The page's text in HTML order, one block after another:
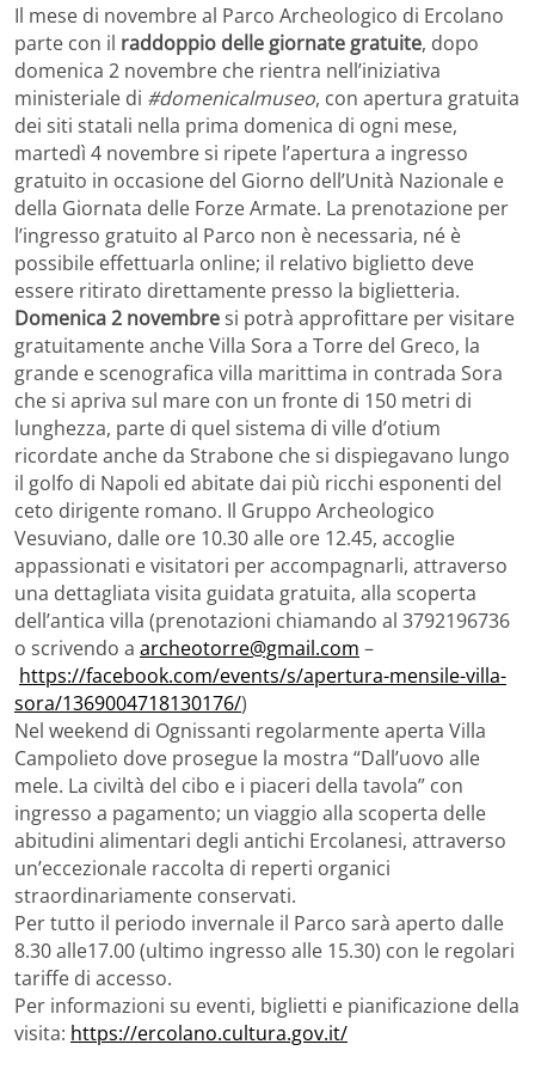
Il mese di novembre al Parco Archeologico di Ercolano
parte con il raddoppio delle giornate gratuite, dopo
domenica 2 novembre che rientra nell’iniziativa
ministeriale di #domenicalmuseo, con apertura gratuita
dei siti statali nella prima domenica di ogni mese,
martedì 4 novembre si ripete l’apertura a ingresso
gratuito in occasione del Giorno dell’Unità Nazionale e
della Giornata delle Forze Armate. La prenotazione per
l’ingresso gratuito al Parco non è necessaria, né è
possibile effettuarla online; il relativo biglietto deve
essere ritirato direttamente presso la biglietteria.
Domenica 2 novembresi potrà approfittare per visitare
gratuitamente anche Villa Sora a Torre del Greco, la
grande e scenografica villa marittima in contrada Sora
che si apriva sul mare con un fronte di 150 metri di
lunghezza, parte di quel sistema di ville d’otium
ricordate anche da Strabone che si dispiegavano lungo
il golfo di Napoli ed abitate dai più ricchi esponenti del
ceto dirigente romano. Il Gruppo Archeologico
Vesuviano, dalle ore 10.30 alle ore 12.45, accoglie
appassionati e visitatori per accompagnarli, attraverso
una dettagliata visita guidata gratuita, alla scoperta
dell’antica villa (prenotazioni chiamando al 3792196736
o scrivendo a archeotorre@gmail.com –
https://facebook.com/events/s/apertura-mensile-villa-
sora/1369004718130176/)
Nel weekend di Ognissanti regolarmente aperta Villa
Campolieto dove prosegue la mostra “Dall’uovo alle
mele. La civiltà del cibo e i piaceri della tavola” con
ingresso a pagamento; un viaggio alla scoperta delle
abitudini alimentari degli antichi Ercolanesi, attraverso
un’eccezionale raccolta di reperti organici
straordinariamente conservati.
Per tutto il periodo invernale il Parco sarà aperto dalle
8.30 alle17.00 (ultimo ingresso alle 15.30) con le regolari
tariffe di accesso.
Per informazioni su eventi, biglietti e pianificazione della
visita: https://ercolano.cultura.gov.it/